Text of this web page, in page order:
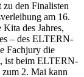
den Finalisten
am 16.
des Jahres,
– des ELTERN-
Fachjury die
ist beim ELTERN-
2. Mai kann